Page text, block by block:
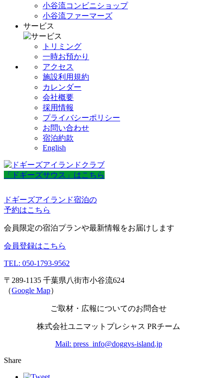
小谷流コンビニショップ
小谷流ファーマーズ
サービス
トリミング
一時お預かり
アクセス
施設利用規約
カレンダー
会社概要
採用情報
プライバシーポリシー
お問い合わせ
宿泊約款
English
「ドギーズサウス」はこちら
ドギーズアイランド宿泊の
予約はこちら
会員限定の宿泊プランや最新情報をお届けします
会員登録はこちら
TEL: 050-1793-9562
〒289-1135 千葉県八街市小谷流624
（Google Map）
ご取材・広報についてのお問合せ
株式会社ユニマットプレシャス PRチーム
Mail: press_info@doggys-island.jp
Share